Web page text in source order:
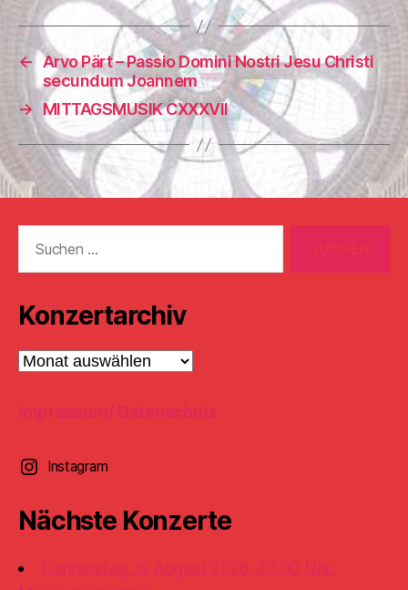
← Arvo Pärt – Passio Domini Nostri Jesu Christi
secundum Joannem
→
MITTAGSMUSIK CXXXVII
nach:
Konzertarchiv
Konzertarchiv
Impressum/ Datenschutz
Instagram
Nächste Konzerte
Donnerstag, 6. August 2026, 20.00 Uhr: